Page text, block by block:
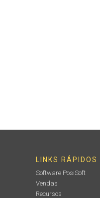
LINKS RÁPIDOS
Software PosiSoft
Vendas
Recursos